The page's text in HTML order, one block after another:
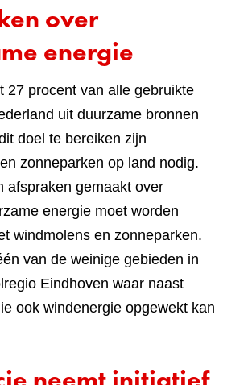
over
energie
27 procent van alle gebruikte
uit duurzame bronnen
doel te bereiken zijn
zonneparken op land nodig.
afspraken gemaakt over
energie moet worden
windmolens en zonneparken.
van de weinige gebieden in
Eindhoven waar naast
ook windenergie opgewekt kan